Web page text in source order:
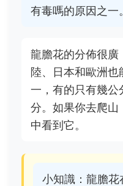
有毒嗎的原因之一。
龍膽花的分佈很廣
陸、日本和歐洲
一，有的只有幾公
分。如果你去爬山
中看到它。
小知識：龍膽花